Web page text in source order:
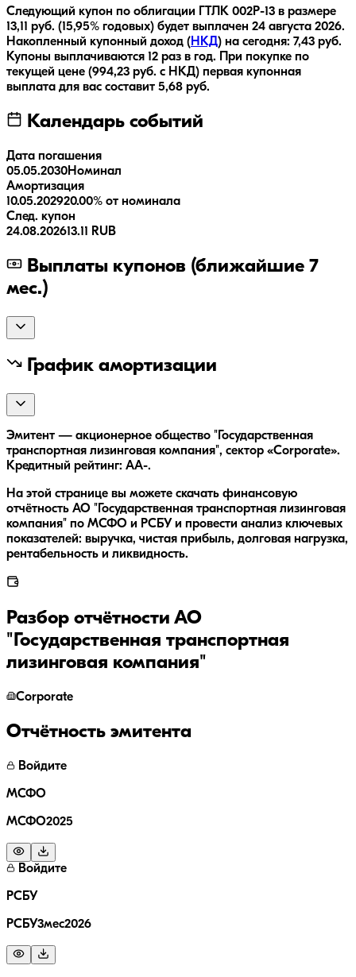
Следующий купон по облигации ГТЛК 002P-13 в размере
13,11 руб. (15,95% годовых) будет выплачен 24 августа 2026.
Накопленный купонный доход ( НКД) на сегодня: 7,43 руб.
Купоны выплачиваются 12 раз в год.
При покупке по
текущей цене (994,23 руб. с НКД) первая купонная
выплата для вас составит 5,68 руб.
Календарь событий
Дата погашения
05.05.2030Номинал
Амортизация
10.05.202920.00% от номинала
След. купон
24.08.202613.11 RUB
Выплаты купонов (ближайшие 7
мес.)
График амортизации
Эмитент — акционерное общество "Государственная
транспортная лизинговая компания", сектор «Corporate».
Кредитный рейтинг: AA-.
На этой странице вы можете скачать финансовую
отчётность АО "Государственная транспортная лизинговая
компания" по МСФО и РСБУ и провести анализ ключевых
показателей: выручка, чистая прибыль, долговая нагрузка,
рентабельность и ликвидность.
Разбор отчётности АО
"Государственная транспортная
лизинговая компания"
Corporate
Отчётность эмитента
Войдите
МСФО
МСФО2025
Войдите
РСБУ
РСБУ3мес2026